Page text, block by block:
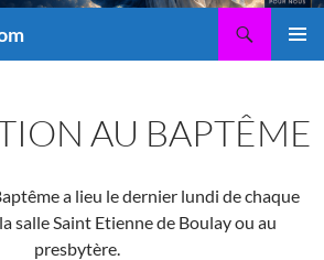
AU BAPTÊME
a lieu le dernier lundi de chaque
salle Saint Etienne de Boulay ou au
presbytère.